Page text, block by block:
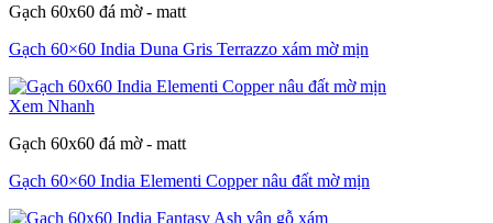
Gạch 60x60 đá mờ - matt
Gạch 60×60 India Duna Gris Terrazzo xám mờ mịn
Xem Nhanh
Gạch 60x60 đá mờ - matt
Gạch 60×60 India Elementi Copper nâu đất mờ mịn